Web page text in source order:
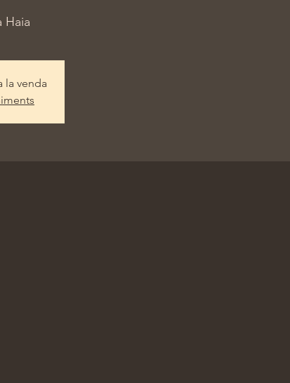
Haia
la venda